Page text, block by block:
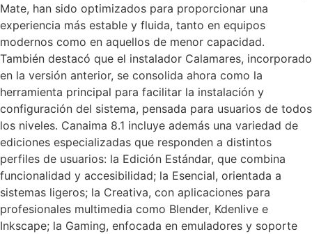
Mate, han sido optimizados para proporcionar una
experiencia más estable y fluida, tanto en equipos
modernos como en aquellos de menor capacidad.
También destacó que el instalador Calamares, incorporado
en la versión anterior, se consolida ahora como la
herramienta principal para facilitar la instalación y
configuración del sistema, pensada para usuarios de todos
los niveles. Canaima 8.1 incluye además una variedad de
ediciones especializadas que responden a distintos
perfiles de usuarios: la Edición Estándar, que combina
funcionalidad y accesibilidad; la Esencial, orientada a
sistemas ligeros; la Creativa, con aplicaciones para
profesionales multimedia como Blender, Kdenlive e
Inkscape; la Gaming, enfocada en emuladores y soporte